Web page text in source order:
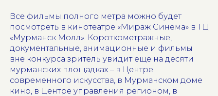
Все фильмы полного метра можно будет
посмотреть в кинотеатре «Мираж Синема» в ТЦ
«Мурманск Молл». Короткометражные,
документальные, анимационные и фильмы
вне конкурса зритель увидит еще на десяти
мурманских площадках – в Центре
современного искусства, в Мурманском доме
кино, в Центре управления регионом, в